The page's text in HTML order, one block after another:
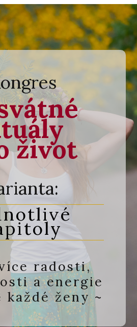
život
radosti,
a energie
ženy ~